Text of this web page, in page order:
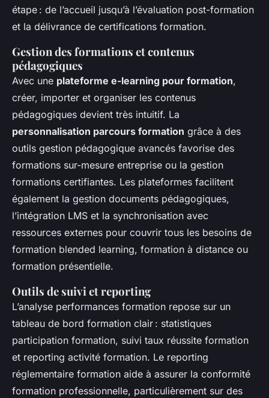
étape : de l’accueil jusqu’à l’évaluation post-formation
et la délivrance de certifications formation.
Gestion des formations et contenus
pédagogiques
Avec une plateforme e-learning pour formation,
créer, importer et organiser les contenus
pédagogiques devient très intuitif. La
personnalisation parcours formation grâce à des
outils gestion pédagogique avancés favorise des
formations sur-mesure entreprise ou la gestion
formations certifiantes. Les plateformes facilitent
également la gestion documents pédagogiques,
l’intégration LMS et la synchronisation avec
ressources externes pour couvrir tous les besoins de
formation blended learning, formation à distance ou
formation présentielle.
Outils de suivi et reporting
L’analyse performances formation repose sur un
tableau de bord formation clair : statistiques
participation formation, suivi taux réussite formation
et reporting activité formation. Le reporting
réglementaire formation aide à assurer la conformité
formation professionnelle, particulièrement sur des